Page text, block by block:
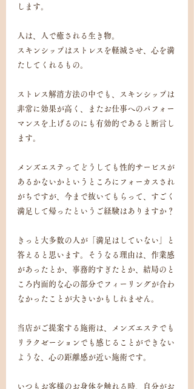
します。
人は、人で癒される生き物。
スキンシップはストレスを軽減させ、心を満
たしてくれるもの。
ストレス解消方法の中でも、スキンシップは
非常に効果が高く、またお仕事へのパフォー
マンスを上げるのにも有効的であると断言し
ます。
メンズエステってどうしても性的サービスが
あるかないかというところにフォーカスされ
がちですが、今まで抜いてもらって、すごく
満足して帰ったというご経験はありますか？
きっと大多数の人が「満足はしていない」と
答えると思います。そうなる理由は、作業感
があったとか、事務的すぎたとか、結局のと
ころ内面的な心の部分でフィーリングが合わ
なかったことが大きいかもしれません。
当店がご提案する施術は、メンズエステでも
リラクゼーションでも感じることができない
ような、心の距離感が近い施術です。
いつもお客様のお身体を触れる時、自分がお